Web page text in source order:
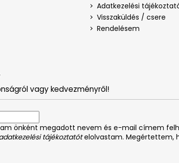
vagy kedvezményről!
önként megadott nevem és e-mail címem
tájékoztatót elolvastam. Megértettem,
Adatkezelési
Visszaküldés / csere
Rendelésem